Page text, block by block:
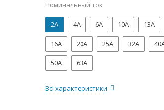
Номинальный ток
2А 4А 6А 10А 13А
16А 20А 25А 32А
50А 63А
Всі характеристики